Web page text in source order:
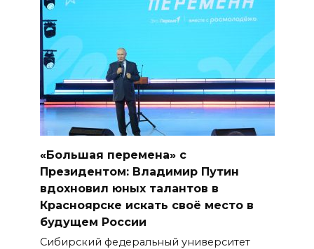
«Большая перемена» с
Президентом: Владимир Путин
вдохновил юных талантов в
Красноярске искать своё место в
будущем России
Сибирский федеральный университет